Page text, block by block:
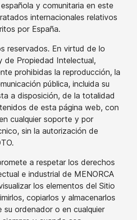
y comunitaria en este
internacionales relativos
por España.
reservados. En virtud de lo
de Propiedad Intelectual,
prohibidas la reproducción, la
pública, incluida su
a disposición, de la totalidad
de esta página web, con
cualquier soporte y por
sin la autorización de
a respetar los derechos
e industrial de MENORCA
los elementos del Sitio
copiarlos y almacenarlos
su ordenador o en cualquier